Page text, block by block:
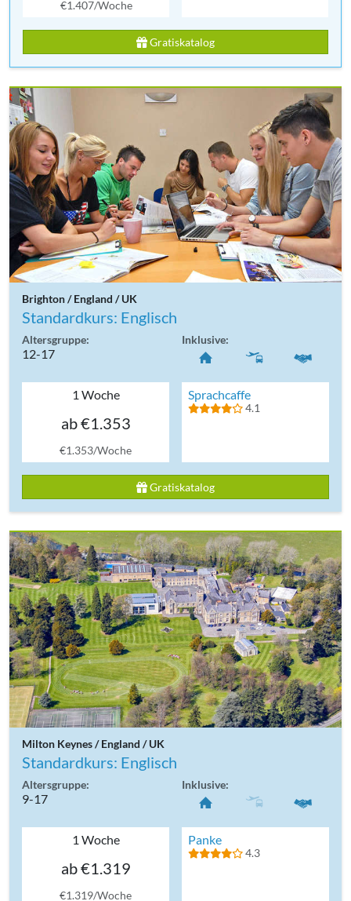
€1.407/Woche
Gratiskatalog
Brighton / England / UK
Standardkurs: Englisch
Altersgruppe:
12-17
Inklusive:
1 Woche
ab €1.353
€1.353/Woche
Sprachcaffe
4.1
Gratiskatalog
Milton Keynes / England / UK
Standardkurs: Englisch
Altersgruppe:
9-17
Inklusive:
1 Woche
ab €1.319
€1.319/Woche
Panke
4.3